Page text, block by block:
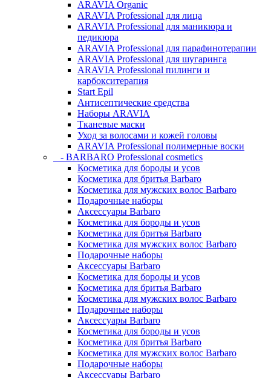
ARAVIA Organic
ARAVIA Professional для лица
ARAVIA Professional для маникюра и
педикюра
ARAVIA Professional для парафинотерапии
ARAVIA Professional для шугаринга
ARAVIA Professional пилинги и
карбокситерапия
Start Epil
Антисептические средства
Наборы ARAVIA
Тканевые маски
Уход за волосами и кожей головы
ARAVIA Professional полимерные воски
- BARBARO Professional cosmetics
Косметика для бороды и усов
Косметика для бритья Barbaro
Косметика для мужских волос Barbaro
Подарочные наборы
Аксессуары Barbaro
Косметика для бороды и усов
Косметика для бритья Barbaro
Косметика для мужских волос Barbaro
Подарочные наборы
Аксессуары Barbaro
Косметика для бороды и усов
Косметика для бритья Barbaro
Косметика для мужских волос Barbaro
Подарочные наборы
Аксессуары Barbaro
Косметика для бороды и усов
Косметика для бритья Barbaro
Косметика для мужских волос Barbaro
Подарочные наборы
Аксессуары Barbaro